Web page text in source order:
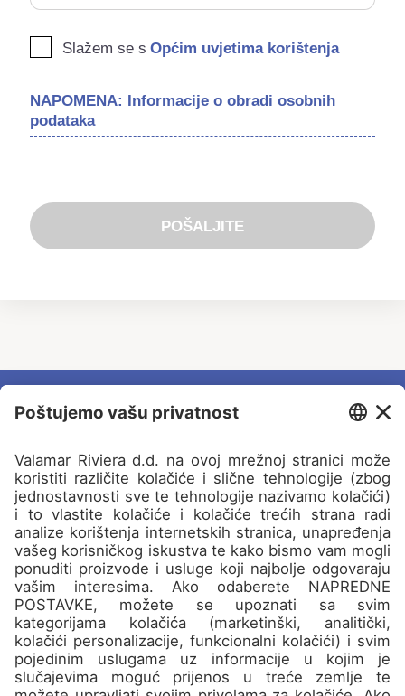
Slažem se s Općim uvjetima korištenja
NAPOMENA: Informacije o obradi osobnih
podataka
POŠALJITE
Kampovi
O nama
Kontakt
Pridružite se